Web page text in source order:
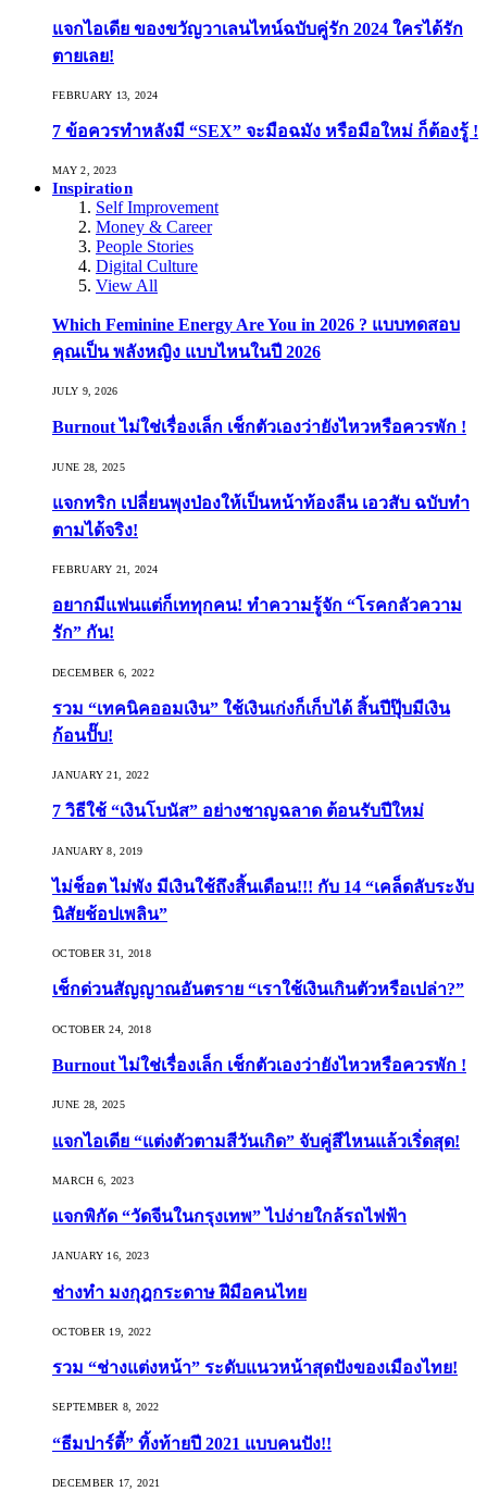
แจกไอเดีย ของขวัญวาเลนไทน์ฉบับคู่รัก 2024 ใครได้รัก
ตายเลย!
FEBRUARY 13, 2024
7 ข้อควรทำหลังมี “SEX” จะมือฉมัง หรือมือใหม่ ก็ต้องรู้ !
MAY 2, 2023
Inspiration
Self Improvement
Money & Career
People Stories
Digital Culture
View All
Which Feminine Energy Are You in 2026 ? แบบทดสอบ
คุณเป็น พลังหญิง แบบไหนในปี 2026
JULY 9, 2026
Burnout ไม่ใช่เรื่องเล็ก เช็กตัวเองว่ายังไหวหรือควรพัก !
JUNE 28, 2025
แจกทริก เปลี่ยนพุงป่องให้เป็นหน้าท้องลีน เอวสับ ฉบับทำ
ตามได้จริง!
FEBRUARY 21, 2024
อยากมีแฟนแต่ก็เททุกคน! ทำความรู้จัก “โรคกลัวความ
รัก” กัน!
DECEMBER 6, 2022
รวม “เทคนิคออมเงิน” ใช้เงินเก่งก็เก็บได้ สิ้นปีปุ๊บมีเงิน
ก้อนปั๊บ!
JANUARY 21, 2022
7 วิธีใช้ “เงินโบนัส” อย่างชาญฉลาด ต้อนรับปีใหม่
JANUARY 8, 2019
ไม่ช็อต ไม่พัง มีเงินใช้ถึงสิ้นเดือน!!! กับ 14 “เคล็ดลับระงับ
นิสัยช้อปเพลิน”
OCTOBER 31, 2018
เช็กด่วนสัญญาณอันตราย “เราใช้เงินเกินตัวหรือเปล่า?”
OCTOBER 24, 2018
Burnout ไม่ใช่เรื่องเล็ก เช็กตัวเองว่ายังไหวหรือควรพัก !
JUNE 28, 2025
แจกไอเดีย “แต่งตัวตามสีวันเกิด” จับคู่สีไหนแล้วเริ่ดสุด!
MARCH 6, 2023
แจกพิกัด “วัดจีนในกรุงเทพ” ไปง่ายใกล้รถไฟฟ้า
JANUARY 16, 2023
ช่างทำ มงกุฎกระดาษ ฝีมือคนไทย
OCTOBER 19, 2022
รวม “ช่างแต่งหน้า” ระดับแนวหน้าสุดปังของเมืองไทย!
SEPTEMBER 8, 2022
“ธีมปาร์ตี้” ทิ้งท้ายปี 2021 แบบคนปัง!!
DECEMBER 17, 2021